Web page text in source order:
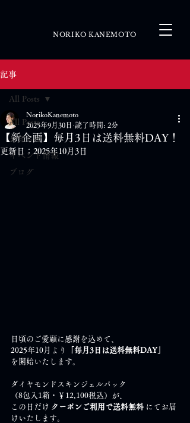
NORIKO KANEMOTO
記事
All Posts
お知らせ
イベント情報
ブログ
All Posts
【新企画】毎月3日は送料無料DAY！
NorikoKanemoto
2025年9月30日 読了時間: 2分
更新日： 2025年10月3日
日頃のご愛顧に感謝を込めて、
2025年10月より
「毎月3日は送料無料DAY」
を開始いたします。
ダイヤモンドスキンジェルパック
（8包入1箱・￥12,100税込）が、
この日だけ クーポンご利用で送料無料 にてお届
けいたします。